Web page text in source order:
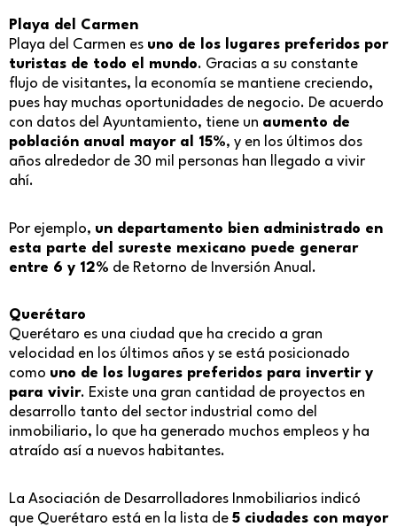
Playa del Carmen
Playa del Carmen es uno de los lugares preferidos por
turistas de todo el mundo. Gracias a su constante
flujo de visitantes, la economía se mantiene creciendo,
pues hay muchas oportunidades de negocio. De acuerdo
con datos del Ayuntamiento, tiene un aumento de
población anual mayor al 15%, y en los últimos dos
años alrededor de 30 mil personas han llegado a vivir
ahí.
Por ejemplo, un departamento bien administrado en
esta parte del sureste mexicano puede generar
entre 6 y 12% de Retorno de Inversión Anual.
Querétaro
Querétaro es una ciudad que ha crecido a gran
velocidad en los últimos años y se está posicionado
como uno de los lugares preferidos para invertir y
para vivir. Existe una gran cantidad de proyectos en
desarrollo tanto del sector industrial como del
inmobiliario, lo que ha generado muchos empleos y ha
atraído así a nuevos habitantes.
La Asociación de Desarrolladores Inmobiliarios indicó
que Querétaro está en la lista de 5 ciudades con mayor